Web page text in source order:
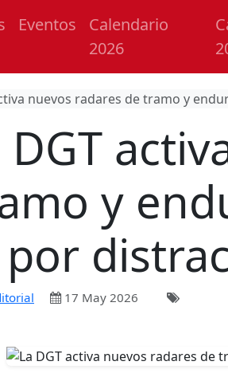
Eventos
Calendario
2026
nuevos radares de tramo y
DGT
y
por
17 May 2026